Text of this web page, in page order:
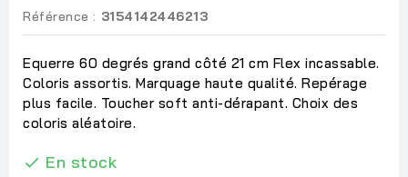
Référence : 3154142446213
Equerre 60 degrés grand côté 21 cm Flex incassable.
Coloris assortis. Marquage haute qualité. Repérage
plus facile. Toucher soft anti-dérapant. Choix des
coloris aléatoire.
 En stock